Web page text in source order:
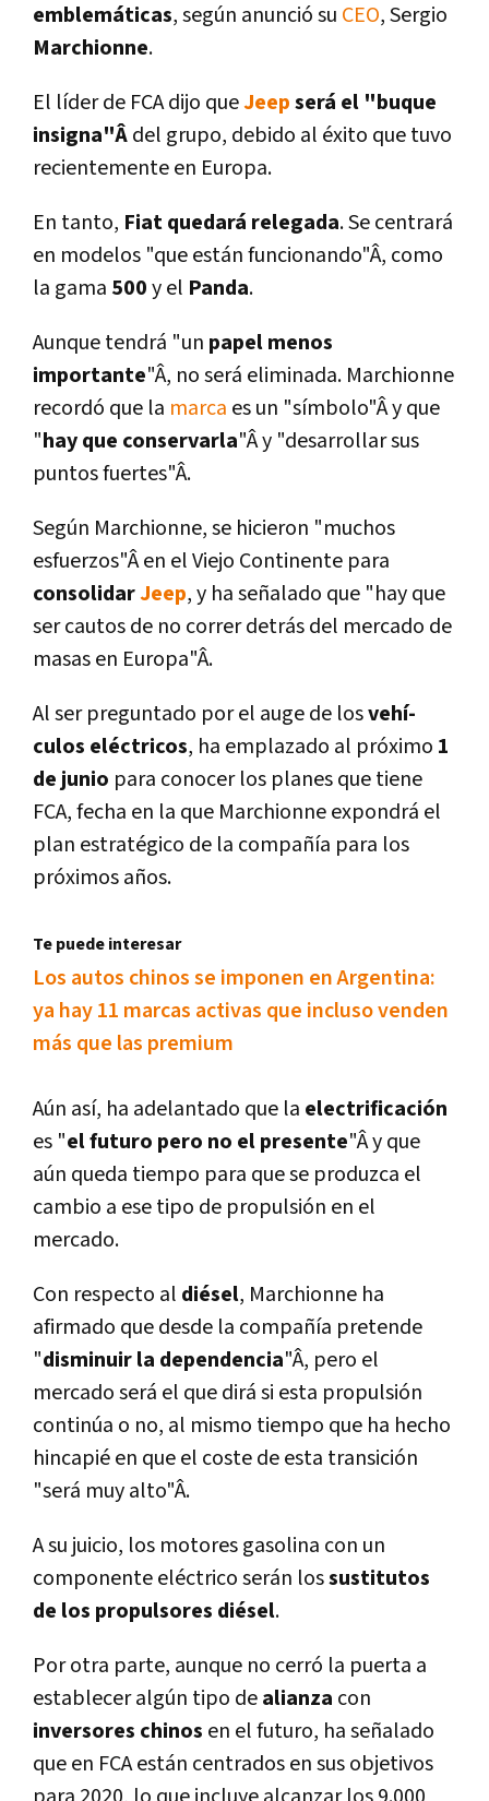
emblemáticas, según anunció su CEO, Sergio
Marchionne.
El lí­der de FCA dijo queJeepserá el "buque
insigna"Âdel grupo, debido al éxito que tuvo
recientemente en Europa.
En tanto, Fiat quedará relegada. Se centrará
en modelos "que están funcionando"Â, como
la gama 500y el Panda.
Aunque tendrá "un papel menos
importante"Â, no será eliminada. Marchionne
recordó que la marca es un "sí­mbolo"Â y que
"hay que conservarla"Â y "desarrollar sus
puntos fuertes"Â.
Según Marchionne, se hicieron "muchos
esfuerzos"Â en el Viejo Continente para
consolidarJeep, y ha señalado que "hay que
ser cautos de no correr detrás del mercado de
masas en Europa"Â.
Al ser preguntado por el auge de losvehí­
culos eléctricos, ha emplazado al próximo 1
de junio para conocer los planes que tiene
FCA, fecha en la que Marchionne expondrá el
plan estratégico de la compañí­a para los
próximos años.
Te puede interesar
Los autos chinos se imponen en Argentina:
ya hay 11 marcas activas que incluso venden
más que las premium
Aún así­, ha adelantado que la electrificación
es "el futuro pero no el presente"Â y que
aún queda tiempo para que se produzca el
cambio a ese tipo de propulsión en el
mercado.
Con respecto al diésel, Marchionne ha
afirmado que desde la compañí­a pretende
"disminuir la dependencia"Â, pero el
mercado será el que dirá si esta propulsión
continúa o no, al mismo tiempo que ha hecho
hincapié en que el coste de esta transición
"será muy alto"Â.
A su juicio, los motores gasolina con un
componente eléctrico serán lossustitutos
de los propulsores diésel.
Por otra parte, aunque no cerró la puerta a
establecer algún tipo dealianza con
inversores chinos en el futuro, ha señalado
que en FCA están centrados en sus objetivos